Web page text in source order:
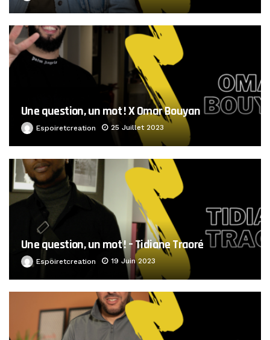
Une question, un mot ! X Omar Bouyan
Espoiretcreation 25 Juillet 2023
Une question, un mot ! – Tidiane Traoré
Espoiretcreation 19 Juin 2023